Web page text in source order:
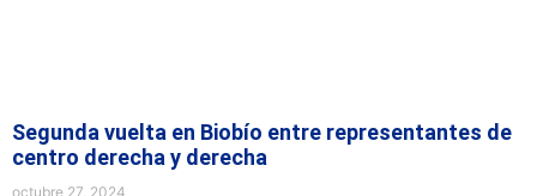
Segunda vuelta en Biobío entre representantes de
centro derecha y derecha
octubre 27, 2024